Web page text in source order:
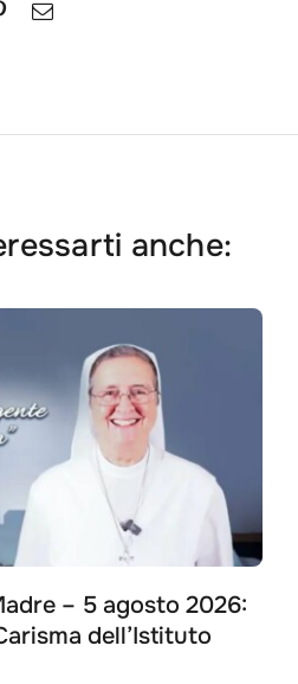
anche:
– 5 agosto 2026:
dell’Istituto